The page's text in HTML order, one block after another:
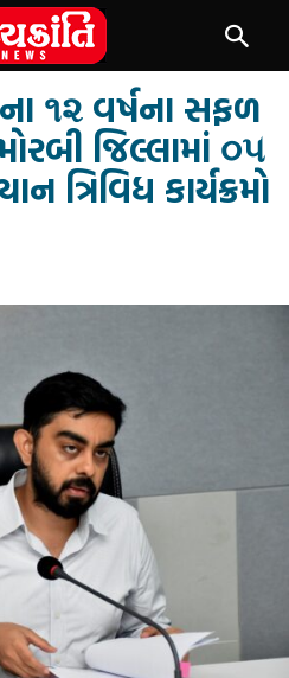
૧૨ વર્ષના સફળ
જિલ્લામાં ૦૫
ત્રિવિધ કાર્યક્રમો